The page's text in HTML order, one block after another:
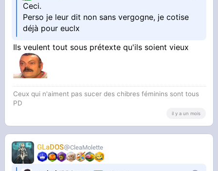
Ceci.
Perso je leur dit non sans vergogne, je cotise
déjà pour euclx
Ils veulent tout sous prétexte qu'ils soient vieux
Ceux qui n'aiment pas sucer des chibres féminins sont tous
PD
il y a un mois
GLaDOS CleaMolette